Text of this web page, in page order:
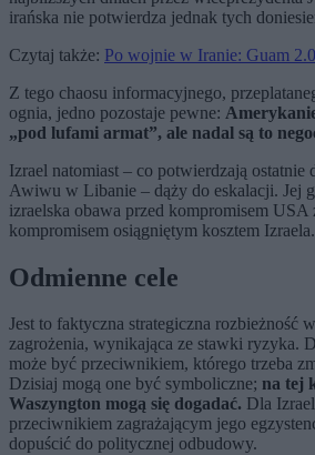
irańska nie potwierdza jednak tych
Czytaj także: Po wojnie w Iranie: Guam
Z tego chaosu informacyjnego,
ognia, jedno pozostaje pewne:
„pod lufami armat”, ale nadal są to
Izrael natomiast – co potwierdzają ostatnie
Awiwu w Libanie – dąży do eskalacji. Jej
izraelska obawa przed kompromisem USA
kompromisem osiągniętym kosztem Izraela.
Odmienne cele
Jest to faktyczna strategiczna rozbieżność
zagrożenia, wynikająca ze stawki ryzyka.
może być przeciwnikiem, którego trzeba
Dzisiaj mogą one być symboliczne; na tej
Waszyngton mogą się dogadać. Dla
przeciwnikiem zagrażającym jego
dopuścić do politycznej odbudowy.